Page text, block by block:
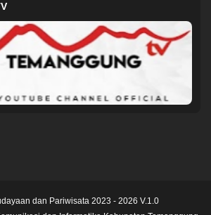
dan Pariwisata 2023 - 2026 V.1.0